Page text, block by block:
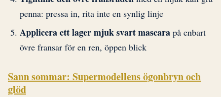
penna: pressa in, rita inte en synlig linje
Applicera ett lager mjuk svart mascara på enbart
övre fransar för en ren, öppen blick
Sann sommar: Supermodellens ögonbryn och
glöd